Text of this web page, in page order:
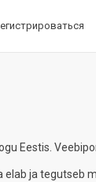
Eestis.
ja tegutseb